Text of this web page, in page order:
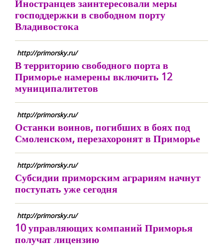
Иностранцев заинтересовали меры
господдержки в свободном порту
Владивостока
http://primorsky.ru/
В территорию свободного порта в
Приморье намерены включить 12
муниципалитетов
http://primorsky.ru/
Останки воинов, погибших в боях под
Смоленском, перезахоронят в Приморье
http://primorsky.ru/
Субсидии приморским аграриям начнут
поступать уже сегодня
http://primorsky.ru/
10 управляющих компаний Приморья
получат лицензию